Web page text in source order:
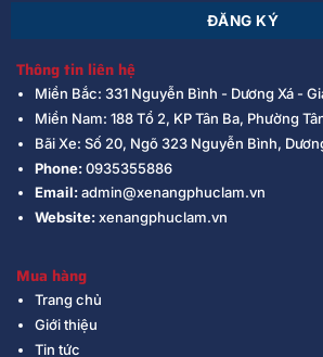
Thông tin liên hệ
Miền Bắc: 331 Nguyễn Bình - Dương Xá -
Miền Nam: 188 Tổ 2, KP Tân Ba, Phường
Bãi Xe: Số 20, Ngõ 323 Nguyễn Bình,
Phone:0935355886
Email:admin@xenangphuclam.vn
Website:xenangphuclam.vn
Mua hàng
Trang chủ
Giới thiệu
Tin tức